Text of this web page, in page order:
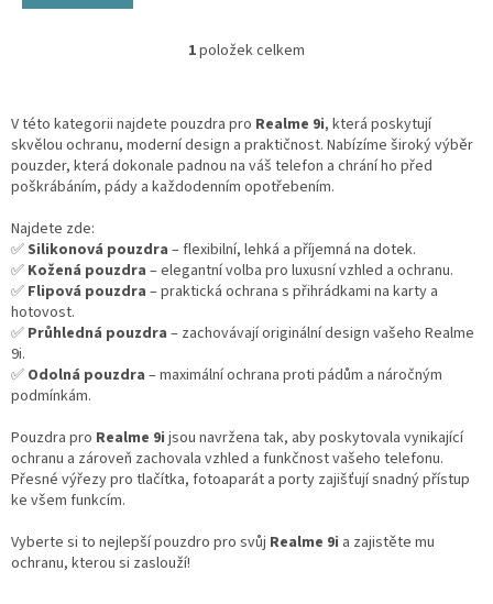
O
á
d
a
c
r
v
k
v
p
u
1položek celkem
V této kategorii najdete pouzdra pro Realme 9i, která poskytují
skvělou ochranu, moderní design a praktičnost. Nabízíme široký výběr
pouzder, která dokonale padnou na váš telefon a chrání ho před
poškrábáním, pády a každodenním opotřebením.
Najdete zde:
✅Silikonová pouzdra – flexibilní, lehká a příjemná na dotek.
✅ Kožená pouzdra – elegantní volba pro luxusní vzhled a ochranu.
✅ Flipová pouzdra – praktická ochrana s přihrádkami na karty a
hotovost.
✅ Průhledná pouzdra – zachovávají originální design vašeho Realme
9i.
✅ Odolná pouzdra – maximální ochrana proti pádům a náročným
podmínkám.
Pouzdra pro Realme 9i jsou navržena tak, aby poskytovala vynikající
ochranu a zároveň zachovala vzhled a funkčnost vašeho telefonu.
Přesné výřezy pro tlačítka, fotoaparát a porty zajišťují snadný přístup
ke všem funkcím.
Vyberte si to nejlepší pouzdro pro svůj Realme 9i a zajistěte mu
ochranu, kterou si zaslouží!